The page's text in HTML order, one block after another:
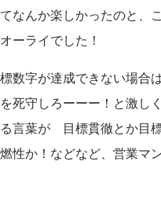
なんか楽しかったのと、
ーライでした！
数字が達成できない場合
死守しろーーー！と激し
言葉が 目標貫徹とか目
性か！などなど、営業マ